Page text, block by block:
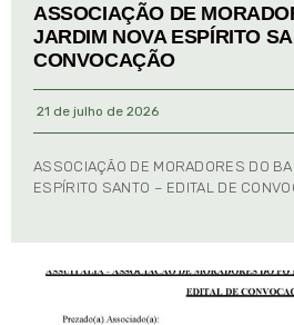
ASSOCIAÇÃO DE
JARDIM NOVA ESPÍRITO
CONVOCAÇÃO
21 de julho de 2026
ASSOCIAÇÃO DE MORADORES DO
ESPÍRITO SANTO – EDITAL DE